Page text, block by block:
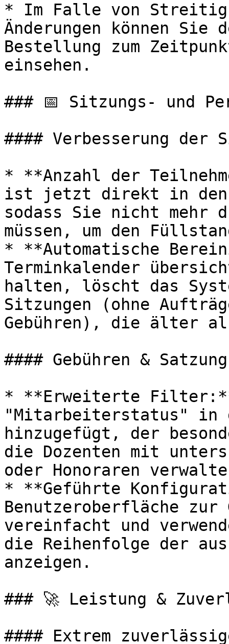
* Im Falle von
Änderungen können Sie
Bestellung zum
einsehen.
### 📅 Sitzungs- und
#### Verbesserung der
* **Anzahl der
ist jetzt direkt in den
sodass Sie nicht mehr
müssen, um den
* **Automatische
Terminkalender
halten, löscht das
Sitzungen (ohne
Gebühren), die älter
#### Gebühren & Satzung
* **Erweiterte
"Mitarbeiterstatus"
hinzugefügt, der
die Dozenten mit
oder Honoraren
* **Geführte
Benutzeroberfläche zur
vereinfacht und
die Reihenfolge der
anzeigen.
### 🚀 Leistung &
#### Extrem